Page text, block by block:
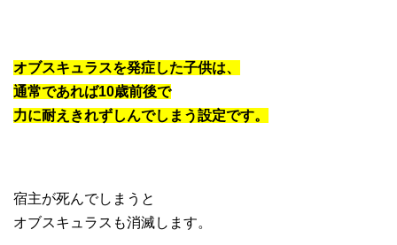
オブスキュラスを発症した子供は、
通常であれば10歳前後で
力に耐えきれずしんでしまう設定です。
宿主が死んでしまうと
オブスキュラスも消滅します。